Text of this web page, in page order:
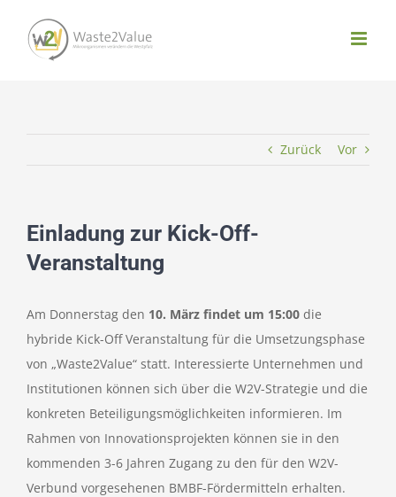
Inhalt
springen
Zurück Vor
Einladung zur Kick-Off-
Veranstaltung
Am Donnerstag den 10. März findet um 15:00 die
hybride Kick-Off Veranstaltung für die Umsetzungsphase
von „Waste2Value“ statt. Interessierte Unternehmen und
Institutionen können sich über die W2V-Strategie und die
konkreten Beteiligungsmöglichkeiten informieren. Im
Rahmen von Innovationsprojekten können sie in den
kommenden 3-6 Jahren Zugang zu den für den W2V-
Verbund vorgesehenen BMBF-Fördermitteln erhalten.